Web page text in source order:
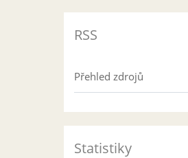
RSS
Přehled zdrojů
Statistiky